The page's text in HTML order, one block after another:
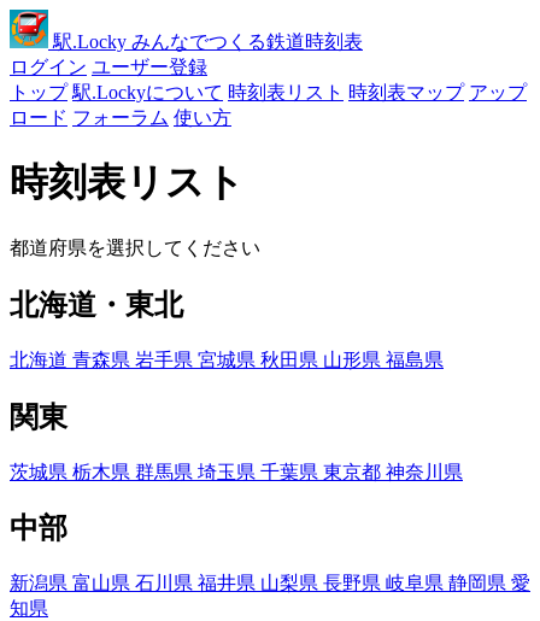
駅.Locky みんなでつくる鉄道時刻表
ログイン ユーザー登録
トップ 駅.Lockyについて 時刻表リスト 時刻表マップ アップ
ロード フォーラム 使い方
時刻表リスト
都道府県を選択してください
北海道・東北
北海道 青森県 岩手県 宮城県 秋田県 山形県 福島県
関東
茨城県 栃木県 群馬県 埼玉県 千葉県 東京都 神奈川県
中部
新潟県 富山県 石川県 福井県 山梨県 長野県 岐阜県 静岡県 愛
知県